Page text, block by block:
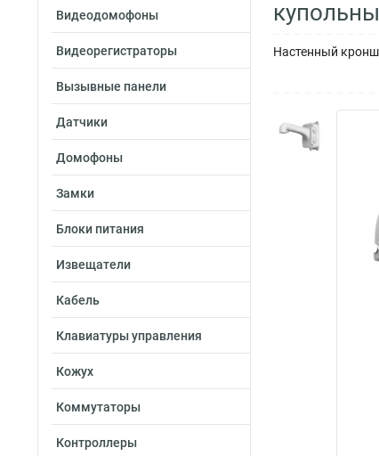
Видеодомофоны
Видеорегистраторы
Вызывные панели
Датчики
Домофоны
Замки
Блоки питания
Извещатели
Кабель
Клавиатуры управления
Кожух
Коммутаторы
Контроллеры
Настенный